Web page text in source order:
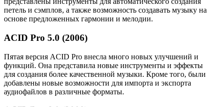
петель и сэмплов, а также возможность создавать музыку на
основе предложенных гармонии и мелодии.
ACID Pro 5.0 (2006)
Пятая версия ACID Pro внесла много новых улучшений и
функций. Она представила новые инструменты и эффекты
для создания более качественной музыки. Кроме того, были
добавлены новые возможности для импорта и экспорта
аудиофайлов в различные форматы.